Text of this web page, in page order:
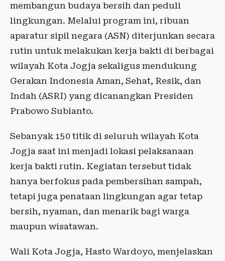
membangun budaya bersih dan peduli
lingkungan. Melalui program ini, ribuan
aparatur sipil negara (ASN) diterjunkan secara
rutin untuk melakukan kerja bakti di berbagai
wilayah Kota Jogja sekaligus mendukung
Gerakan Indonesia Aman, Sehat, Resik, dan
Indah (ASRI) yang dicanangkan Presiden
Prabowo Subianto.
Sebanyak 150 titik di seluruh wilayah Kota
Jogja saat ini menjadi lokasi pelaksanaan
kerja bakti rutin. Kegiatan tersebut tidak
hanya berfokus pada pembersihan sampah,
tetapi juga penataan lingkungan agar tetap
bersih, nyaman, dan menarik bagi warga
maupun wisatawan.
Wali Kota Jogja, Hasto Wardoyo, menjelaskan